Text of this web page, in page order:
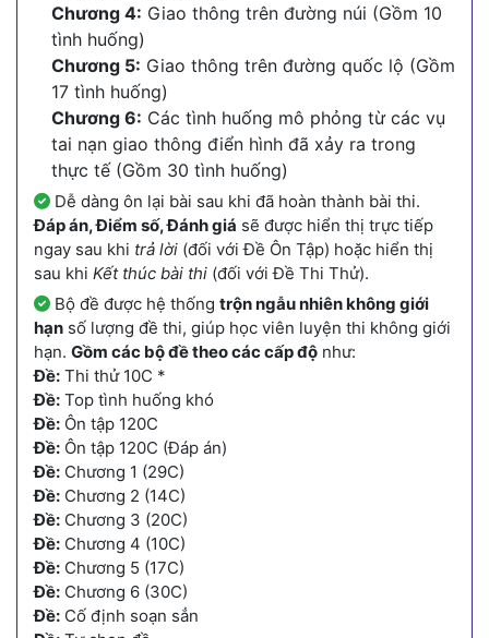
Chương 4: Giao thông trên đường núi (Gồm 10
tình huống)
Chương 5: Giao thông trên đường quốc lộ (Gồm
17 tình huống)
Chương 6: Các tình huống mô phỏng từ các vụ
tai nạn giao thông điển hình đã xảy ra trong
thực tế (Gồm 30 tình huống)
Dễ dàng ôn lại bài sau khi đã hoàn thành bài thi.
Đáp án, Điểm số, Đánh giá sẽ được hiển thị trực tiếp
ngay sau khi trả lời (đối với Đề Ôn Tập) hoặc hiển thị
sau khi Kết thúc bài thi (đối với Đề Thi Thử).
Bộ đề được hệ thống trộn ngẫu nhiên không giới
hạn số lượng đề thi, giúp học viên luyện thi không giới
hạn. Gồm các bộ đề theo các cấp độ như:
Đề: Thi thử 10C *
Đề: Top tình huống khó
Đề: Ôn tập 120C
Đề: Ôn tập 120C (Đáp án)
Đề: Chương 1 (29C)
Đề: Chương 2 (14C)
Đề: Chương 3 (20C)
Đề: Chương 4 (10C)
Đề: Chương 5 (17C)
Đề: Chương 6 (30C)
Đề: Cố định soạn sẳn